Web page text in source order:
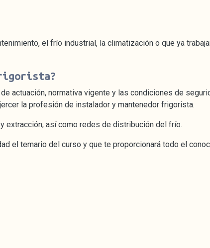
el frío industrial, la climatización o que ya
actuación, normativa vigente y las condiciones de
la profesión de instalador y mantenedor frigorista.
extracción, así como redes de distribución del frío.
el temario del curso y que te proporcionará todo el